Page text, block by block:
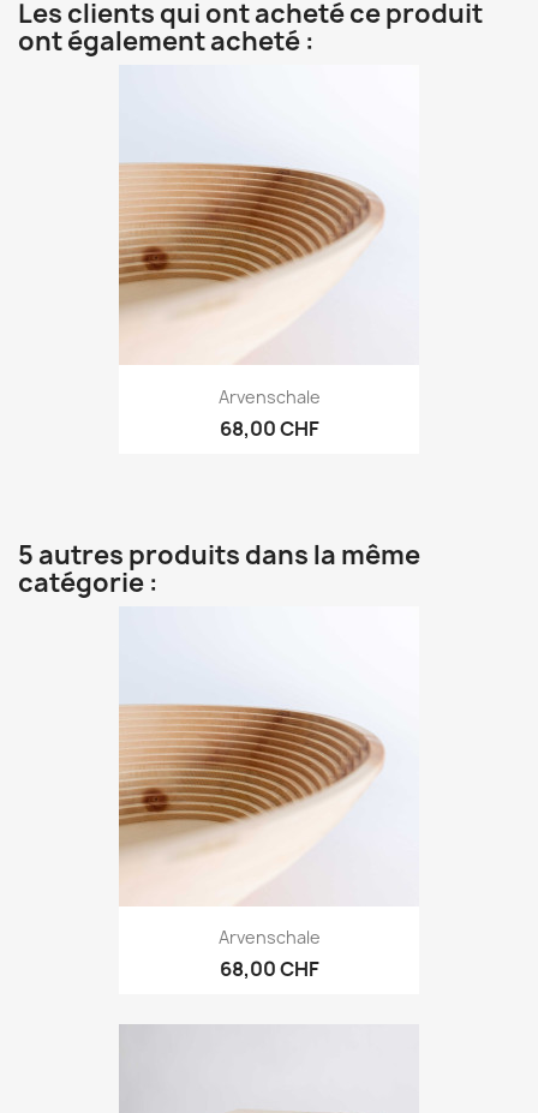
Les clients qui ont acheté ce produit
ont également acheté :
Arvenschale
68,00 CHF
5 autres produits dans la même
catégorie :
Arvenschale
68,00 CHF